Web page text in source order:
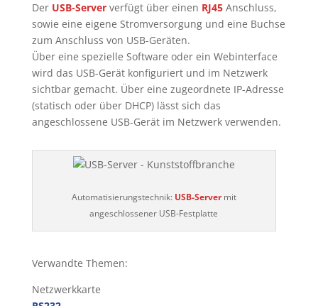
Der USB-Serververfügt über einen RJ45Anschluss,
sowie eine eigene Stromversorgung und eine Buchse
zum Anschluss von USB-Geräten.
Über eine spezielle Software oder ein Webinterface
wird das USB-Gerät konfiguriert und im Netzwerk
sichtbar gemacht. Über eine zugeordnete IP-Adresse
(statisch oder über DHCP) lässt sich das
angeschlossene USB-Gerät im Netzwerk verwenden.
Automatisierungstechnik: USB-Servermit
angeschlossener USB-Festplatte
Verwandte Themen:
Netzwerkkarte